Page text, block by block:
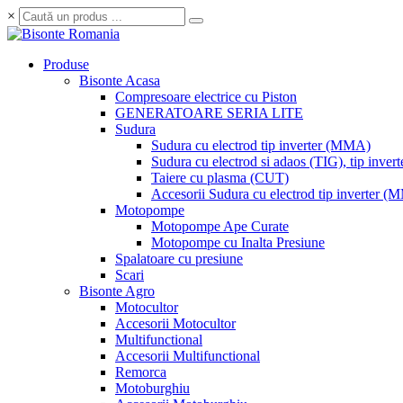
×
Produse
Bisonte Acasa
Compresoare electrice cu Piston
GENERATOARE SERIA LITE
Sudura
Sudura cu electrod tip inverter (MMA)
Sudura cu electrod si adaos (TIG), tip
Taiere cu plasma (CUT)
Accesorii Sudura cu electrod tip inverter
Motopompe
Motopompe Ape Curate
Motopompe cu Inalta Presiune
Spalatoare cu presiune
Scari
Bisonte Agro
Motocultor
Accesorii Motocultor
Multifunctional
Accesorii Multifunctional
Remorca
Motoburghiu